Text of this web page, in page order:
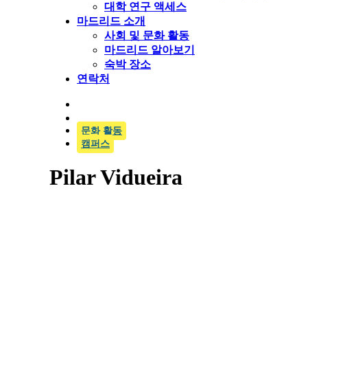
대학 연구 액세스
마드리드 소개
사회 및 문화 활동
마드리드 알아보기
숙박 장소
연락처
문화 활동
캠퍼스
Pilar Vidueira